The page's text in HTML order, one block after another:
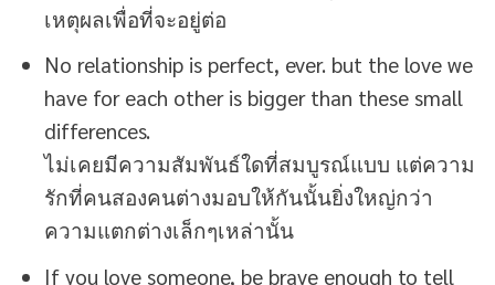
เหตุผลเพื่อที่จะอยู่ต่อ
No relationship is perfect, ever. but the love we
have for each other is bigger than these small
differences.
ไม่เคยมีความสัมพันธ์ใดที่สมบูรณ์แบบ แต่ความ
รักที่คนสองคนต่างมอบให้กันนั้นยิ่งใหญ่กว่า
ความแตกต่างเล็กๆเหล่านั้น
If you love someone, be brave enough to tell